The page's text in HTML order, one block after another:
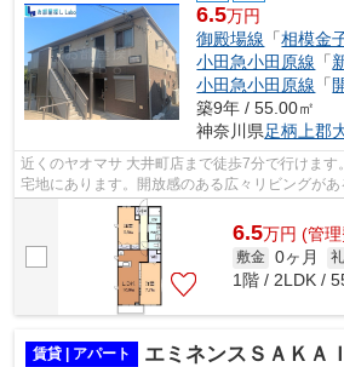
6.5万円
御殿場線 「相模金
小田急小田原線 「
小田急小田原線 「
築9年 / 55.00㎡
神奈川県足柄上郡
近くのヤオマサ 大井町店まで徒歩7分で行けます
宅地にあります。開放感のある広々リビングが
と一緒にお引っ越ししたい方にもうれし...
6.5万円 (管
敷金 0ヶ月
1階 / 2LDK /
賃貸 | アパート エミネンスＳＡＫＡＩ